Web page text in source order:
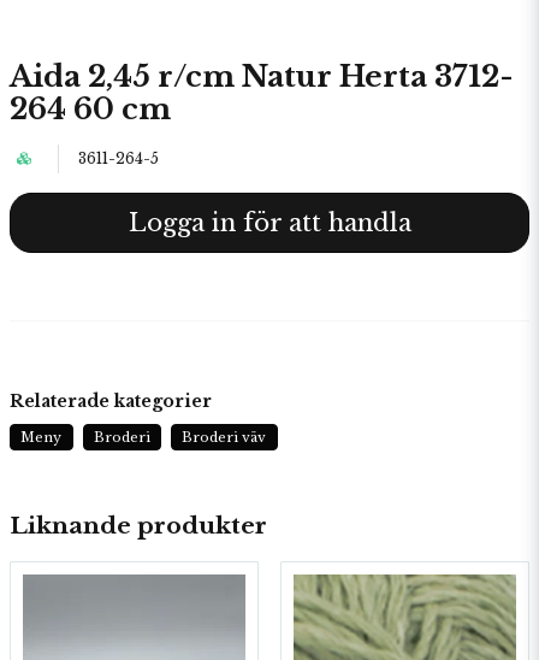
Aida 2,45 r/cm Natur Herta 3712-
264 60 cm
3611-264-5
Logga in för att handla
Liknande produkter
Relaterade kategorier
Meny Broderi Broderi väv